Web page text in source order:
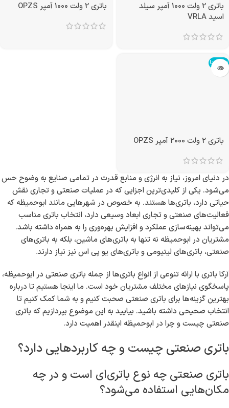
باتری 2 ولت 1000 آمپر سیلد
اسید VRLA
باتری 2 ولت 1000 آمپر OPZS
تمام شد!
باتری 2 ولت 2000 آمپر OPZS
در دنیای امروز، نیاز به انرژی و منابع قدرت در تمامی صنایع به وضوح حس
می‌شود. یکی از کلیدی‌ترین اجزایی که در عملیات صنعتی و تجاری نقش
حیاتی دارد، باتری‌ها هستند. به خصوص در شهرهایی مانند ابوحمیظه که
فعالیت‌های صنعتی و تجاری ابعاد وسیعی دارد، انتخاب باتری مناسب
می‌تواند بهینه‌سازی عملکرد و افزایش بهره‌وری را به همراه داشته باشد.
مشتریان در ابوحمیظه نه تنها به باتری‌های ماشین، بلکه به باتری‌های
صنعتی، باتری‌های لیتیومی و باتری‌های یو پی اس نیز نیاز دارند.
آرکا باتری با ارائه تنوعی از انواع باتری‌ها از جمله باتری صنعتی در ابوحمیظه،
پاسخگوی نیازهای مختلف مشتریان خود است. ما اینجا هستیم تا درباره
بهترین گزینه‌ها برای باتری صنعتی صحبت کنیم و به شما کمک کنیم تا
انتخاب صحیحی داشته باشید. بیایید به این موضوع بپردازیم که باتری
صنعتی چیست و چرا در ابوحمیظه اینقدر اهمیت دارد.
باتری صنعتی چیست و چه کاربردهایی دارد؟
باتری صنعتی چه نوع باتری‌ای است و در چه
مکان‌هایی استفاده می‌شود؟